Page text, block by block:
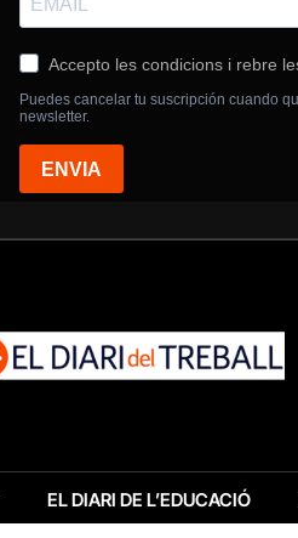
EL DIARI DE L’EDUCACIÓ